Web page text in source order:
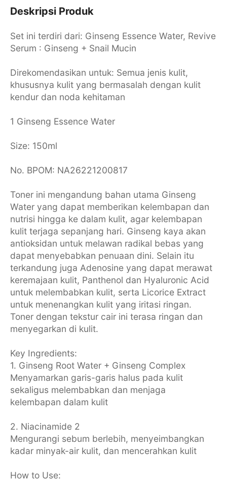
Deskripsi Produk
Set ini terdiri dari: Ginseng Essence Water, Revive
Serum : Ginseng + Snail Mucin
Direkomendasikan untuk: Semua jenis kulit,
khususnya kulit yang bermasalah dengan kulit
kendur dan noda kehitaman
1 Ginseng Essence Water
Size: 150ml
No. BPOM: NA26221200817
Toner ini mengandung bahan utama Ginseng
Water yang dapat memberikan kelembapan dan
nutrisi hingga ke dalam kulit, agar kelembapan
kulit terjaga sepanjang hari. Ginseng kaya akan
antioksidan untuk melawan radikal bebas yang
dapat menyebabkan penuaan dini. Selain itu
terkandung juga Adenosine yang dapat merawat
keremajaan kulit, Panthenol dan Hyaluronic Acid
untuk melembabkan kulit, serta Licorice Extract
untuk menenangkan kulit yang iritasi ringan.
Toner dengan tekstur cair ini terasa ringan dan
menyegarkan di kulit.
Key Ingredients:
1. Ginseng Root Water + Ginseng Complex
Menyamarkan garis-garis halus pada kulit
sekaligus melembabkan dan menjaga
kelembapan dalam kulit
2. Niacinamide 2
Mengurangi sebum berlebih, menyeimbangkan
kadar minyak-air kulit, dan mencerahkan kulit
How to Use: